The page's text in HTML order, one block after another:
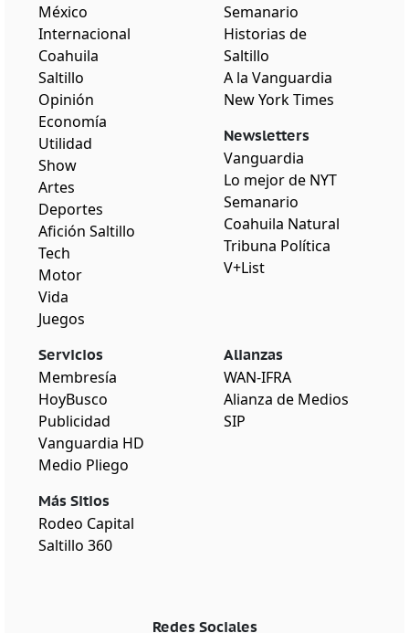
México
Internacional
Coahuila
Saltillo
Opinión
Economía
Utilidad
Show
Artes
Deportes
Afición Saltillo
Tech
Motor
Vida
Juegos
Semanario
Historias de
Saltillo
A la Vanguardia
New York Times
Newsletters
Vanguardia
Lo mejor de NYT
Semanario
Coahuila Natural
Tribuna Política
V+List
Servicios
Membresía
HoyBusco
Publicidad
Vanguardia HD
Medio Pliego
Más Sitios
Rodeo Capital
Saltillo 360
Alianzas
WAN-IFRA
Alianza de Medios
SIP
Redes Sociales